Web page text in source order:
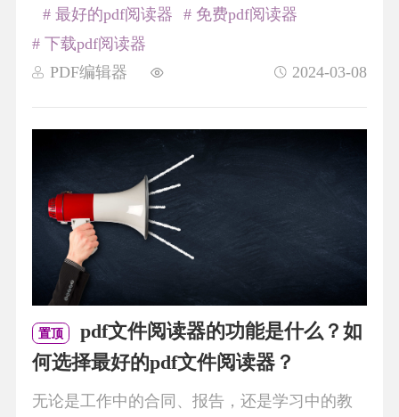
PDF编辑器 2024-03-08
# 最好的pdf阅读器
# 免费pdf阅读器
# 下载pdf阅读器
置顶
pdf文件阅读器的功能是什么？如
何选择最好的pdf文件阅读器？
无论是工作中的合同、报告，还是学习中的教